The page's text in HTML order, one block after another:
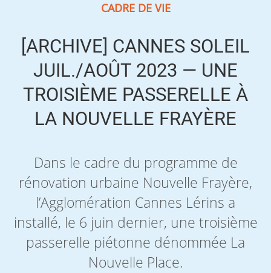
CADRE DE VIE
[ARCHIVE] CANNES SOLEIL
JUIL./AOÛT 2023 — UNE
TROISIÈME PASSERELLE À
LA NOUVELLE FRAYÈRE
Dans le cadre du programme de
rénovation urbaine Nouvelle Frayère,
l’Agglomération Cannes Lérins a
installé, le 6 juin dernier, une troisième
passerelle piétonne dénommée La
Nouvelle Place.